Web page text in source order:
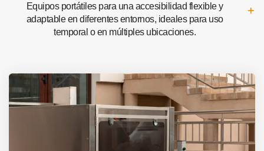
Equipos portátiles para una accesibilidad flexible y
adaptable en diferentes entornos, ideales para uso
temporal o en múltiples ubicaciones.